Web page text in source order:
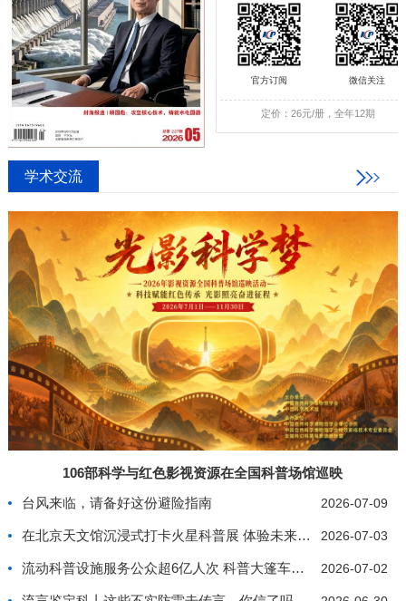
官方订阅 微信关注
定价：26元/册，全年12期
学术交流
106部科学与红色影视资源在全国科普场馆巡映
台风来临，请备好这份避险指南
2026-07-09
在北京天文馆沉浸式打卡火星科普展 体验未来星际生 2026-07-03
流动科普设施服务公众超6亿人次 科普大篷车行驶里 2026-07-02